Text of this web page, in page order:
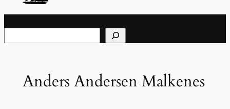
Anders Andersen Malkenes